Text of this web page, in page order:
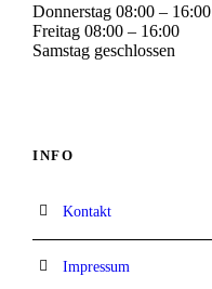
Donnerstag 08:00 – 16:00
Freitag 08:00 – 16:00
Samstag geschlossen
INFO
Kontakt
Impressum